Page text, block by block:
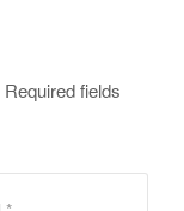
Required fields